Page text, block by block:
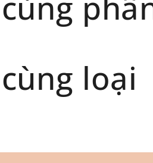
loại